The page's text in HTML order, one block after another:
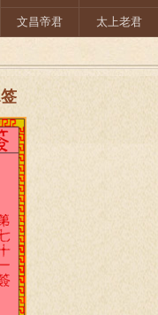
文昌帝君 太上老君